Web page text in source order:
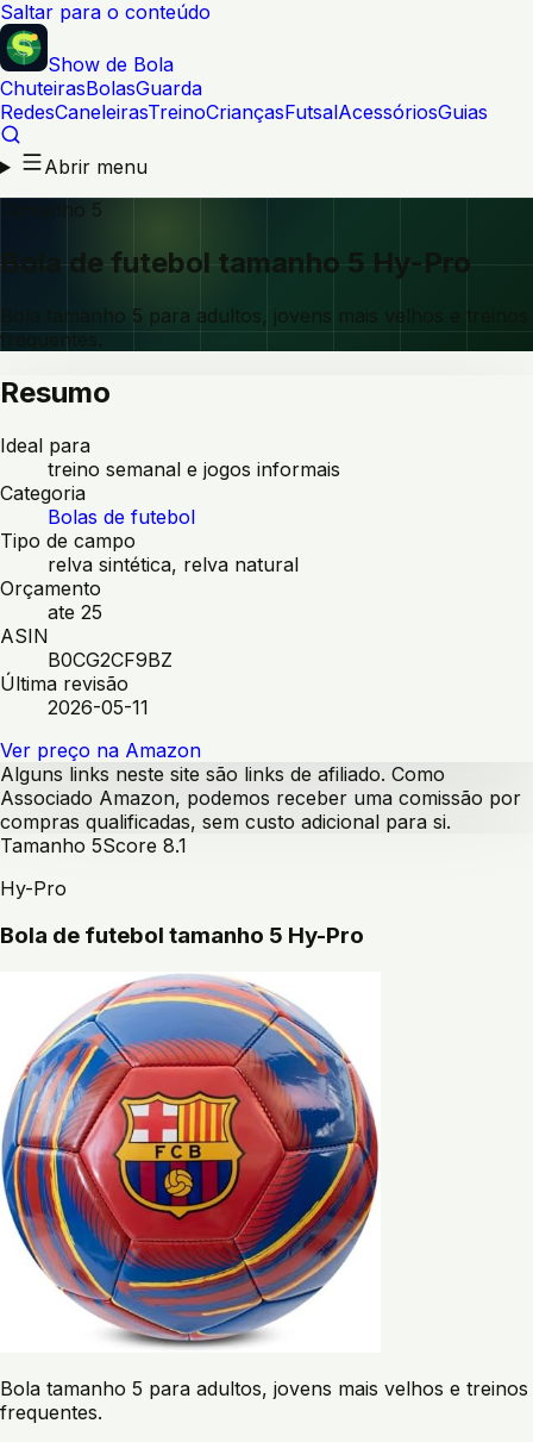
Saltar para o conteúdo
Show de Bola
ChuteirasBolasGuarda
RedesCaneleirasTreinoCriançasFutsalAcessóriosGuias
Abrir menu
Tamanho 5
Bola de futebol tamanho 5 Hy-Pro
Bola tamanho 5 para adultos, jovens mais velhos e treinos
frequentes.
Resumo
Ideal para
treino semanal e jogos informais
Categoria
Bolas de futebol
Tipo de campo
relva sintética, relva natural
Orçamento
ate 25
ASIN
B0CG2CF9BZ
Última revisão
2026-05-11
Ver preço na Amazon
Alguns links neste site são links de afiliado. Como
Associado Amazon, podemos receber uma comissão por
compras qualificadas, sem custo adicional para si.
Tamanho 5Score 8.1
Hy-Pro
Bola de futebol tamanho 5 Hy-Pro
Bola tamanho 5 para adultos, jovens mais velhos e treinos
frequentes.